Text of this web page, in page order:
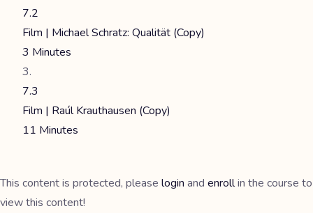
7.2
Film | Michael Schratz: Qualität (Copy)
3 Minutes
7.3
Film | Raúl Krauthausen (Copy)
11 Minutes
This content is protected, please login and enrollin the course to
view this content!